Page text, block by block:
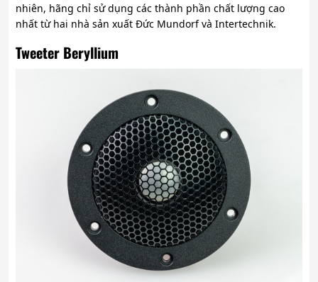
nhiên, hãng chỉ sử dụng các thành phần chất lượng cao
nhất từ hai nhà sản xuất Đức Mundorf và Intertechnik.
Tweeter Beryllium